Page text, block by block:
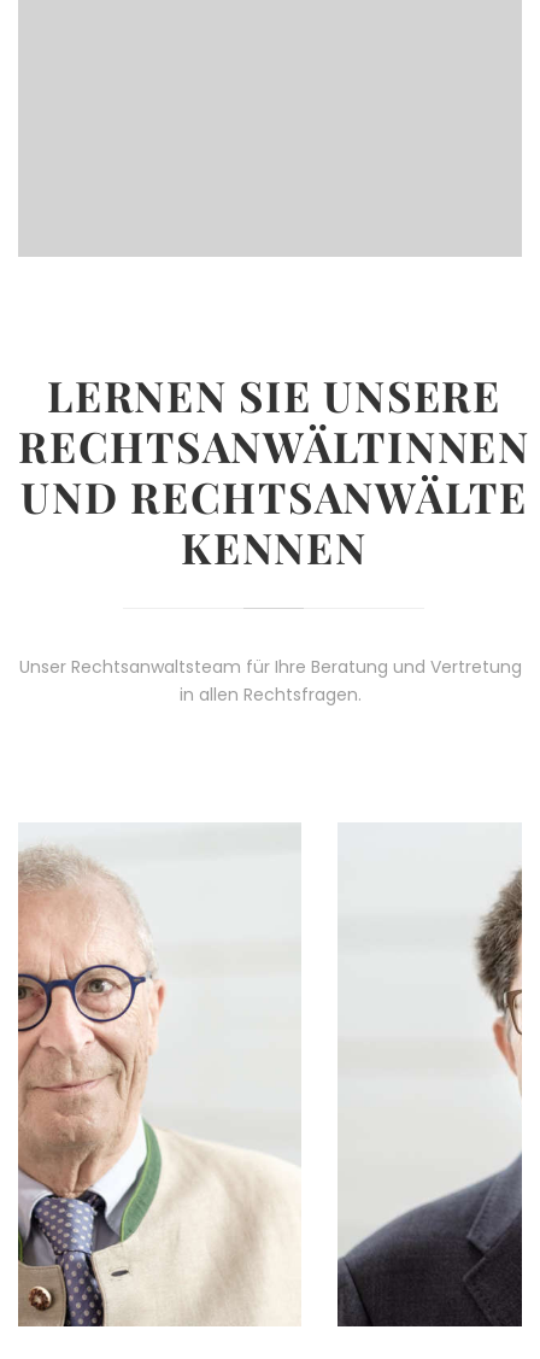
LERNEN SIE UNSERE
RECHTSANWÄLTINNEN
UND RECHTSANWÄLTE
KENNEN
Unser Rechtsanwaltsteam für Ihre Beratung und Vertretung
in allen Rechtsfragen.